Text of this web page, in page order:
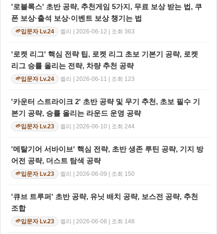
'로블록스' 초반 공략, 추천게임 5가지, 무료 보상 받는 법, 쿠
폰 보상·출석 보상·이벤트 보상 챙기는 법
🌱입문자 Lv.24 켈리 | 2026-06-12 | 조회 363
'로켓 리그' 핵심 전략 팁, 로켓 리그 초보 기본기 공략, 로켓
리그 승률 올리는 전략, 차량 추천 공략
🌱입문자 Lv.24 켈리 | 2026-06-11 | 조회 123
'카운터 스트라이크 2' 초반 공략 및 무기 추천, 초보 필수 기
본기 공략, 승률 올리는 라운드 운영 공략
🌱입문자 Lv.23 켈리 | 2026-06-10 | 조회 244
'메탈기어 서바이브' 핵심 전략, 초반 생존 루틴 공략, 기지 방
어전 공략, 더스트 탐색 공략
🌱입문자 Lv.23 켈리 | 2026-06-09 | 조회 150
'큐브 트루퍼' 초반 공략, 유닛 배치 공략, 보스전 공략, 추천
조합
🌱입문자 Lv.23 켈리 | 2026-06-08 | 조회 148